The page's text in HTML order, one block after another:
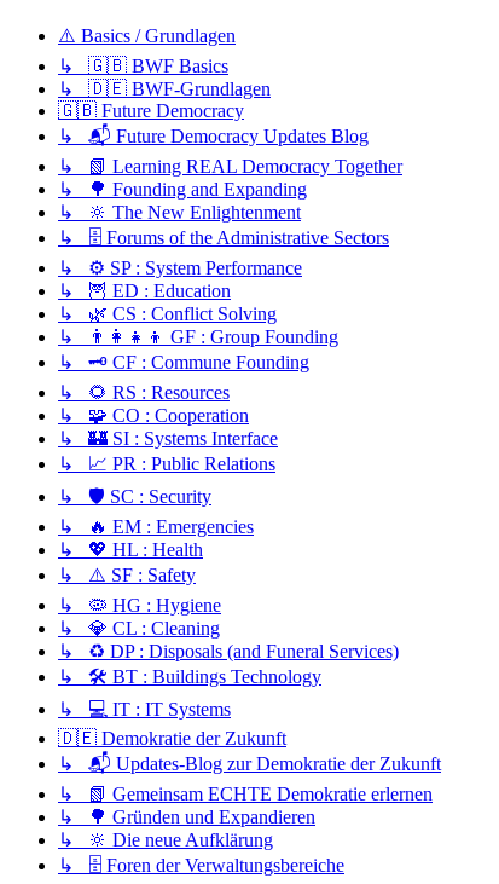
⚠️ Basics / Grundlagen
↳ 🇬🇧 BWF Basics
↳ 🇩🇪 BWF-Grundlagen
🇬🇧 Future Democracy
↳ 📬 Future Democracy Updates Blog
↳ 📗 Learning REAL Democracy Together
↳ 🌳 Founding and Expanding
↳ 🔆 The New Enlightenment
↳ 🗄️ Forums of the Administrative Sectors
↳ ⚙️ SP : System Performance
↳ 🦉 ED : Education
↳ 🌿 CS : Conflict Solving
↳ 👨‍👩‍👧‍👦 GF : Group Founding
↳ 🗝️ CF : Commune Founding
↳ 🌻 RS : Resources
↳ 🧩 CO : Cooperation
↳ 🏰 SI : Systems Interface
↳ 📈 PR : Public Relations
↳ 🛡️ SC : Security
↳ 🔥 EM : Emergencies
↳ 💖 HL : Health
↳ ⚠️ SF : Safety
↳ 🦠 HG : Hygiene
↳ 💎 CL : Cleaning
↳ ♻️ DP : Disposals (and Funeral Services)
↳ 🛠️ BT : Buildings Technology
↳ 💻 IT : IT Systems
🇩🇪 Demokratie der Zukunft
↳ 📬 Updates-Blog zur Demokratie der Zukunft
↳ 📗 Gemeinsam ECHTE Demokratie erlernen
↳ 🌳 Gründen und Expandieren
↳ 🔆 Die neue Aufklärung
↳ 🗄️ Foren der Verwaltungsbereiche